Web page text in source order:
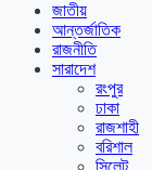
জাতীয়
আন্তর্জাতিক
রাজনীতি
সারাদেশ
রংপুর
ঢাকা
রাজশাহী
বরিশাল
সিলেট